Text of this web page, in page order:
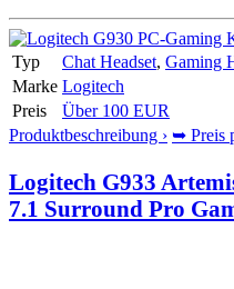
Typ Chat Headset, Gaming
Marke Logitech
Preis
Über 100 EUR
Produktbeschreibung › ➥ Preis
Logitech G933
7.1 Surround Pro